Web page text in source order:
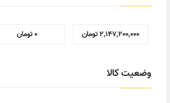
0 تومان 2,147,200,000 تومان
وضعیت کالا